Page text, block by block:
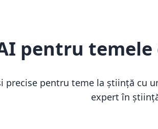
pentru
precise pentru teme la știință cu
expert în